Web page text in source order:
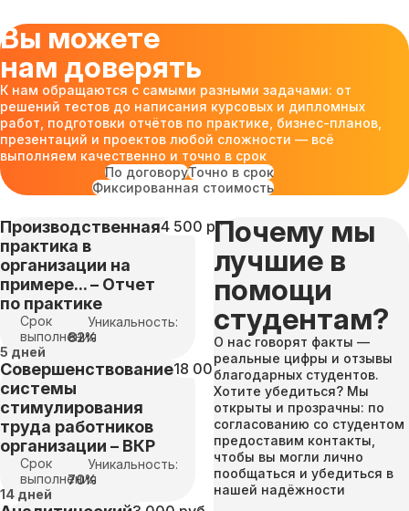
Вы можете
нам доверять
К нам обращаются с самыми разными задачами: от
решений тестов до написания курсовых и дипломных
работ, подготовки отчётов по практике, бизнес-планов,
презентаций и проектов любой сложности — всё
выполняем качественно и точно в срок
По договоруТочно в срок
Фиксированная стоимость
Производственная
практика в
организации на
примере... – Отчет
по практике
4 500 руб
Срок
выполнения
5 дней
Уникальность:
82%
Совершенствование
системы
стимулирования
труда работников
организации – ВКР
18 000 руб
Срок
выполнения
14 дней
Уникальность:
70%
Почему мы
лучшие в
помощи
студентам?
О нас говорят факты —
реальные цифры и отзывы
благодарных студентов.
Хотите убедиться? Мы
открыты и прозрачны: по
согласованию со студентом
предоставим контакты,
чтобы вы могли лично
пообщаться и убедиться в
нашей надёжности